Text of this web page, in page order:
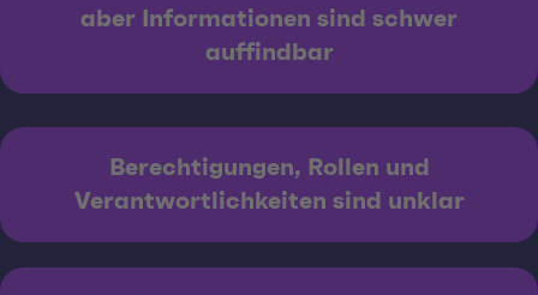
aber Informationen sind schwer
auffindbar
Berechtigungen, Rollen und
Verantwortlichkeiten sind unklar